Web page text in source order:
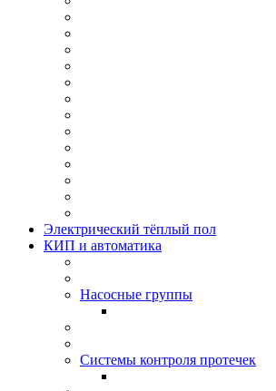
Электрический тёплый пол
КИП и автоматика
Насосные группы
Системы контроля протeчек